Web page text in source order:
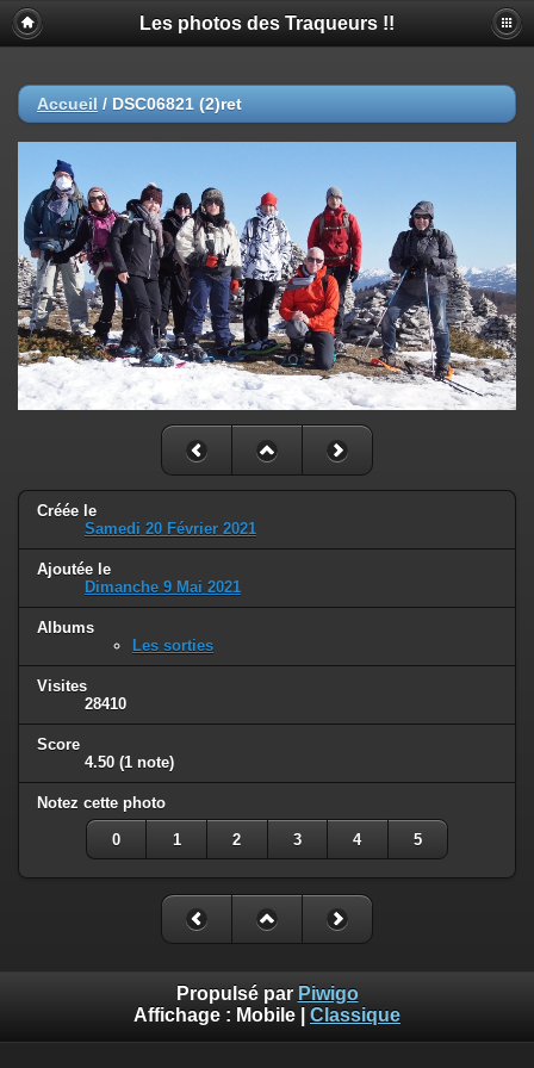
Les photos des Traqueurs !!
Accueil / DSC06821 (2)ret
Créée le
Samedi 20 Février 2021
Ajoutée le
Dimanche 9 Mai 2021
Albums
Les sorties
Visites
28410
Score
4.50 (1 note)
Notez cette photo
0 1 2 3 4 5
Propulsé par Piwigo
Affichage : Mobile Classique